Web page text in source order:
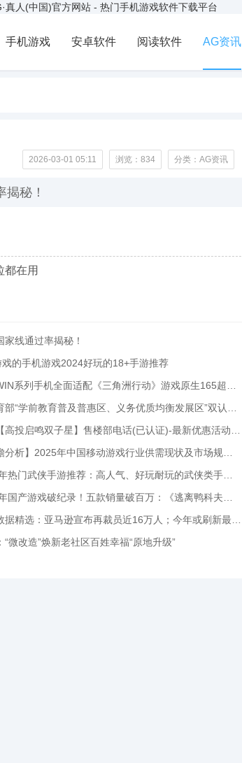
真人(中国)官方网站 - 热门手机游戏软件下载平台
手机游戏 安卓软件 阅读软件 AG资讯
2026-03-01 05:11 浏览： 834 分类：AG资讯
秘！
都在用
家线通过率揭秘！
戏的手机游戏2024好玩的18+手游推荐
“微改造”焕新老社区百姓幸福“原地升级”